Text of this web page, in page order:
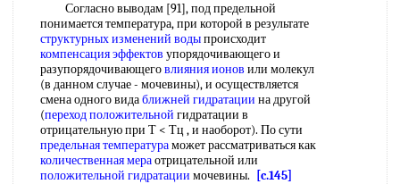
Согласно выводам [91], под предельной
понимается температура, при которой в результате
структурных изменений водыпроисходит
компенсация эффектов упорядочивающего и
разупорядочивающеговлияния ионов или молекул
(в данном случае - мочевины), и осуществляется
смена одного видаближней гидратации на другой
(переход положительной гидратации в
отрицательную при Т < Тц , и наоборот). По сути
предельная температураможет рассматриваться как
количественная мераотрицательной или
положительной гидратации мочевины.
[c.145]